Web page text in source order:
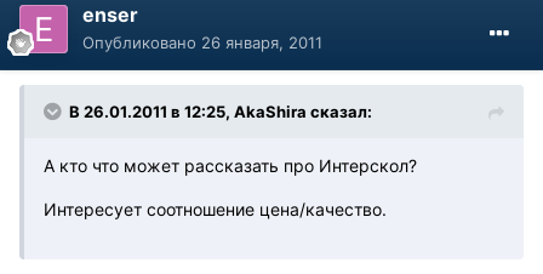
enser
Опубликовано 26 января, 2011
В 26.01.2011 в 12:25, AkaShira сказал:
А кто что может рассказать про Интерскол?
Интересует соотношение цена/качество.